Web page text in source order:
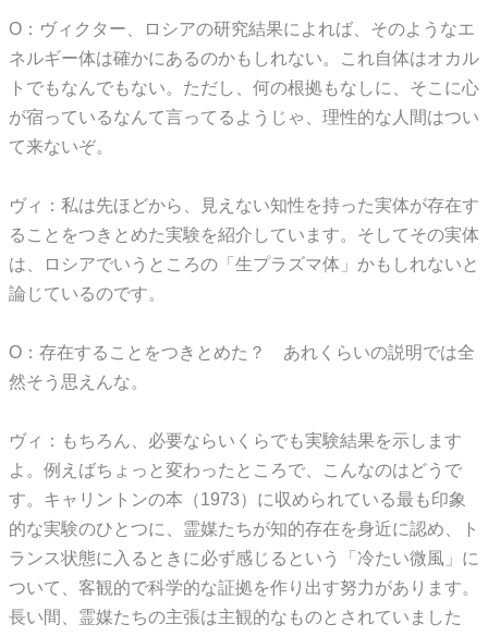
O：ヴィクター、ロシアの研究結果によれば、そのようなエ
ネルギー体は確かにあるのかもしれない。これ自体はオカル
トでもなんでもない。ただし、何の根拠もなしに、そこに心
が宿っているなんて言ってるようじゃ、理性的な人間はつい
て来ないぞ。
ヴィ：私は先ほどから、見えない知性を持った実体が存在す
ることをつきとめた実験を紹介しています。そしてその実体
は、ロシアでいうところの「生プラズマ体」かもしれないと
論じているのです。
O：存在することをつきとめた？ あれくらいの説明では全
然そう思えんな。
ヴィ：もちろん、必要ならいくらでも実験結果を示します
よ。例えばちょっと変わったところで、こんなのはどうで
す。キャリントンの本（1973）に収められている最も印象
的な実験のひとつに、霊媒たちが知的存在を身近に認め、ト
ランス状態に入るときに必ず感じるという「冷たい微風」に
ついて、客観的で科学的な証拠を作り出す努力があります。
長い間、霊媒たちの主張は主観的なものとされていました